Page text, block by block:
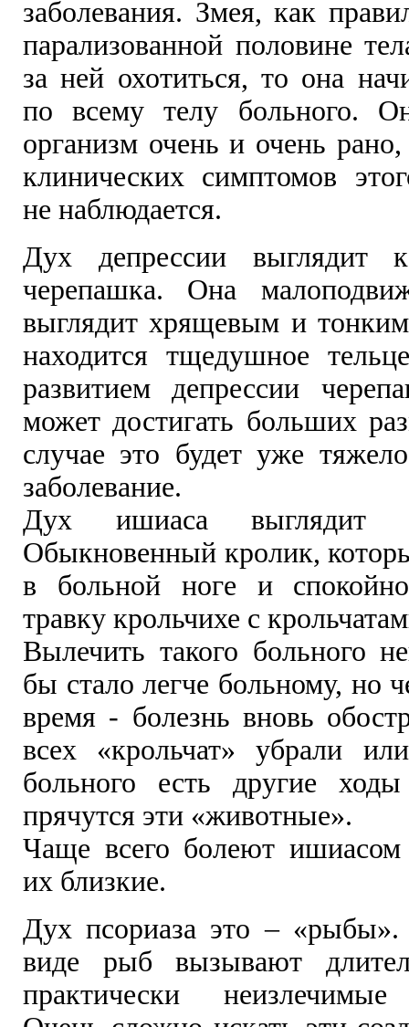
заболевания. Змея, как
парализованной половине
за ней охотиться, то она
по всему телу больного.
организм очень и очень
клинических симптомов
не наблюдается.
Дух депрессии выглядит
черепашка. Она
выглядит хрящевым и
находится тщедушное
развитием депрессии
может достигать больших
случае это будет уже
заболевание.
Дух ишиаса выглядит
Обыкновенный кролик,
в больной ноге и
травку крольчихе с
Вылечить такого больного
бы стало легче больному, но
время - болезнь вновь
всех «крольчат» убрали
больного есть другие
прячутся эти «животные».
Чаще всего болеют
их близкие.
Дух псориаза это –
виде рыб вызывают
практически неизлечимые